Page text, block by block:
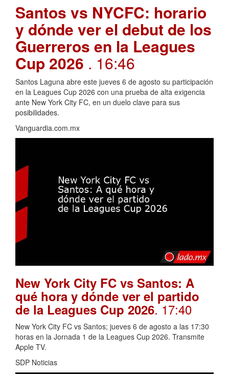
Santos vs NYCFC: horario
y dónde ver el debut de los
Guerreros en la Leagues
Cup 2026 . 16:46
Santos Laguna abre este jueves 6 de agosto su participación
en la Leagues Cup 2026 con una prueba de alta exigencia
ante New York City FC, en un duelo clave para sus
posibilidades.
Vanguardia.com.mx
New York City FC vs Santos: A
qué hora y dónde ver el partido
de la Leagues Cup 2026. 17:40
New York City FC vs Santos; jueves 6 de agosto a las 17:30
horas en la Jornada 1 de la Leagues Cup 2026. Transmite
Apple TV.
SDP Noticias